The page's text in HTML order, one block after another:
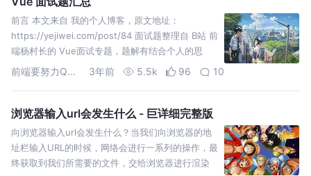
前言 本文来自 我的个人博客，原文地址：
https://yejiwei.com/post/84 面试题整理自 B站 前
端杨村长的 Vue面试专题，题解有结合个人的思
考，供大家参考。 个人觉得村长的题目
前端要努力QAQ 3年前 5.5k 96 10
浏览器输入url会发生什么 - 巨详细完整版
向浏览器输入url会发生什么？当我们向浏览器的地
址栏输入URL的时候，网络会进行一系列的操作，最
终获取到我们所需要的文件，交给浏览器进行渲染